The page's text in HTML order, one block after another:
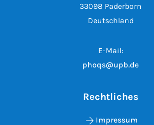
33098 Paderborn
Deutschland
E-Mail:
phoqs@upb.de
Rechtliches
Impressum